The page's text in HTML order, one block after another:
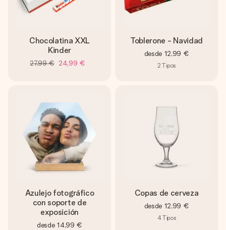
Chocolatina XXL
Kinder
27,99 € 24,99 €
Toblerone - Navidad
desde 12,99 €
2 Tipos
Azulejo fotográfico
con soporte de
exposición
desde 14,99 €
Copas de cerveza
desde 12,99 €
4Tipos